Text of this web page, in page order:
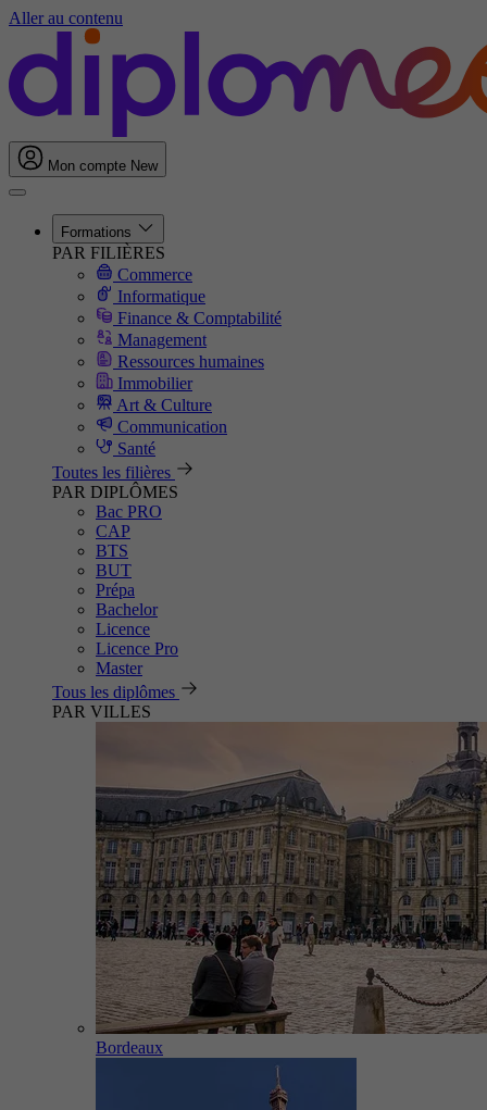
Aller au contenu
Mon compte New
Formations
PAR FILIÈRES
Commerce
Informatique
Finance & Comptabilité
Management
Ressources humaines
Immobilier
Art & Culture
Communication
Santé
Toutes les filières
PAR DIPLÔMES
Bac PRO
CAP
BTS
BUT
Prépa
Bachelor
Licence
Licence Pro
Master
Tous les diplômes
PAR VILLES
Bordeaux